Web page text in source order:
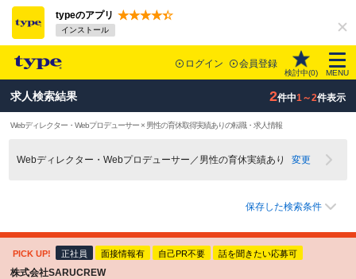
typeのアプリ
インストール
ログイン 会員登録
検討中(0) MENU
求人検索結果 2件中1～2件表示
Webディレクター・Webプロデューサー × 男性の育休取得実績ありの転職・求人情報
Webディレクター・Webプロデューサー／男性の育休実績あり 変更
保存した検索条件
PICK UP! 正社員 面接情報有 自己PR不要 話を聞きたい応募可
株式会社SARUCREW